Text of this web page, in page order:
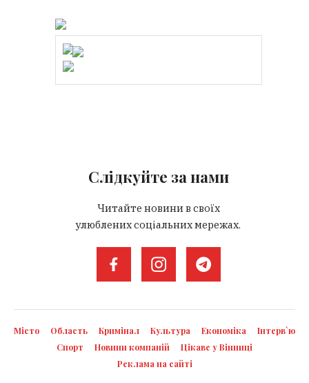
Слідкуйте за нами
Читайте новини в своїх
улюблених соціальних мережах.
Місто Область Кримінал Культура Економіка
Інтерв`ю
Спорт
Новини компаній
Цікаве у Вінниці
Реклама на сайті